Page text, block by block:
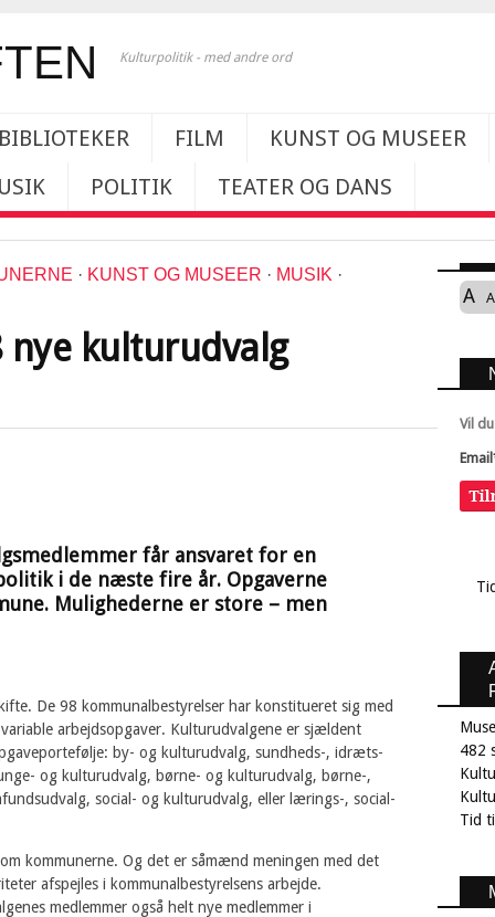
Kulturpolitik - med andre ord
FILM
KUNST OG MUSEER
POLITIK TEATER OG DANS
· KUNST OG MUSEER · MUSIK ·
kulturudvalg
får ansvaret for en
i de næste fire år. Opgaverne
Mulighederne er store – men
De 98 kommunalbestyrelser har konstitueret sig med
arbejdsopgaver. Kulturudvalgene er sjældent
by- og kulturudvalg, sundheds-, idræts-
og kulturudvalg, børne- og kulturudvalg, børne-,
social- og kulturudvalg, eller lærings-, social-
kommunerne. Og det er såmænd meningen med det
afspejles i kommunalbestyrelsens arbejde.
medlemmer også helt nye medlemmer i
A A
Vil
482
Tid